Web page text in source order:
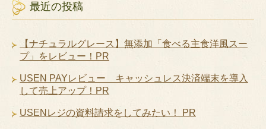
最近の投稿
【ナチュラルグレース】無添加「食べる主食洋風スー
プ」をレビュー！PR
USEN PAYレビュー キャッシュレス決済端末を導入
して売上アップ！PR
USENレジの資料請求をしてみたい！ PR